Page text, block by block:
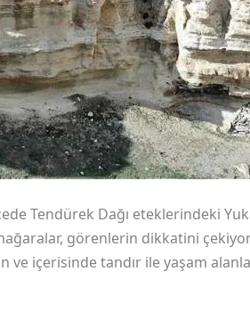
Tendürek Dağı eteklerindeki
görenlerin dikkatini
ve içerisinde tandır ile yaşam